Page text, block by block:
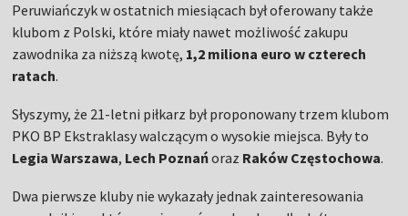
Peruwiańczyk w ostatnich miesiącach był oferowany także
klubom z Polski, które miały nawet możliwość zakupu
zawodnika za niższą kwotę, 1,2 miliona euro w czterech
ratach.
Słyszymy, że 21-letni piłkarz był proponowany trzem klubom
PKO BP Ekstraklasy walczącym o wysokie miejsca. Były to
Legia Warszawa, Lech Poznańoraz Raków Częstochowa.
Dwa pierwsze kluby nie wykazały jednak zainteresowania